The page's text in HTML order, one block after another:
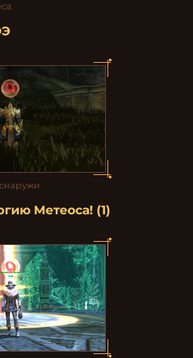
Метеоса! (1)